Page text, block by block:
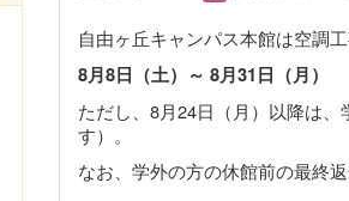
自由ヶ丘キャンパス本館は空調
8月8日（土）～ 8月31日（月）
ただし、8月24日（月）以降は
す）。
なお、学外の方の休館前の最終返